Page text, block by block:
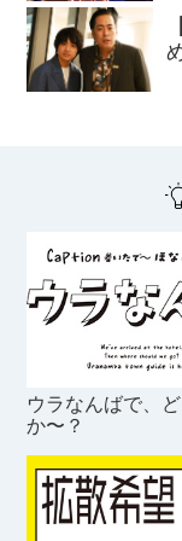
ウラなんばで、
か〜？